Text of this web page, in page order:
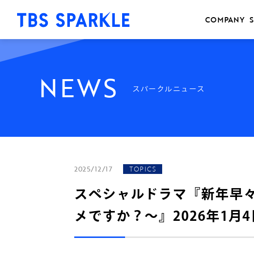
COMPANY
NEWS スパークルニュース
2025/12/17 TOPICS
スペシャルドラマ『新年早
メですか？～』2026年1月